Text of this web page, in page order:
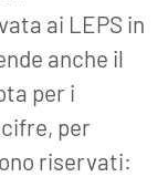
ai LEPS in
anche il
per i
per
riservati: